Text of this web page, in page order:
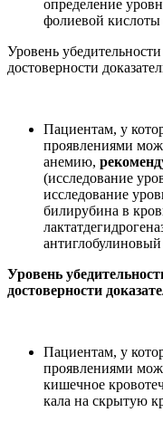
определение
фолиевой
Уровень
достоверности
Пациентам, у
проявлениями
анемию,
(исследование
исследование
билирубина в
Уровень
достоверности
Пациентам, у
проявлениями
кишечное
кала на скрытую